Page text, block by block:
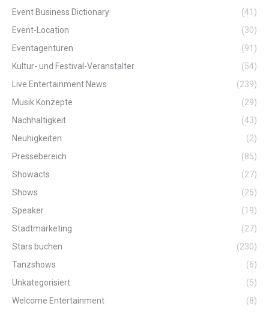
Event Business Dictionary
(41)
Event-Location
(30)
Eventagenturen
(91)
Kultur- und Festival-Veranstalter
(54)
Live Entertainment News
(239)
Musik Konzepte
(29)
Nachhaltigkeit
(43)
Neuhigkeiten
(2)
Pressebereich
(85)
Showacts
(27)
Shows
(25)
Speaker
(19)
Stadtmarketing
(27)
Stars buchen
(230)
Tanzshows
(6)
Unkategorisiert
(5)
Welcome Entertainment
(8)